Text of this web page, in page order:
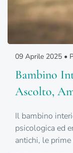
09 Aprile 2025 •
Bambino
Ascolto,
Il bambino
psicologica ed
antichi, le